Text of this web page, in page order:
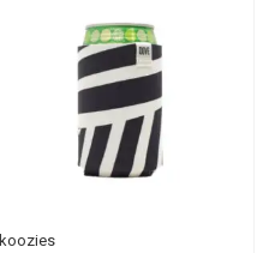
koozies